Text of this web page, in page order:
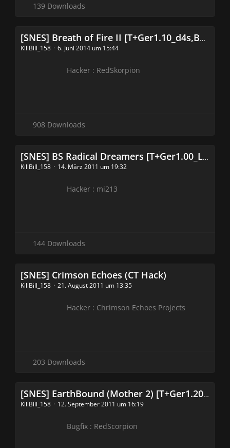
139 Downloads
[SNES] Breath of Fire II [T+Ger1.10_d4s,Bugfixes1.20_snes-projects.de]
KillBill_158 6. Juni 2014 um 15:44
Hacker : RedSkorpion
908 Downloads
[SNES] BS Radical Dreamers [T+Ger1.00_Liferipper][f1] (Fix Real Hardware)
KillBill_158 14. März 2011 um 19:32
Hacker : mi213
144 Downloads
[SNES] Crimson Echoes (CT Hack)
KillBill_158 21. August 2011 um 13:35
Hacker : Chrimson Echoes Projects
203 Downloads
[SNES] EarthBound (Mother 2) [T+Ger1.20_Spade,Bugfixes1.00_RedScorpion]
KillBill_158 12. September 2011 um 16:19
Bugfix : RedScorpion